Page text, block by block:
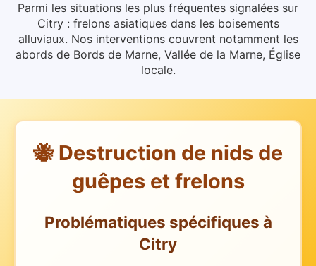
Parmi les situations les plus fréquentes signalées sur
Citry : frelons asiatiques dans les boisements
alluviaux. Nos interventions couvrent notamment les
abords de Bords de Marne, Vallée de la Marne, Église
locale.
🐝 Destruction de nids de
guêpes et frelons
Problématiques spécifiques à
Citry